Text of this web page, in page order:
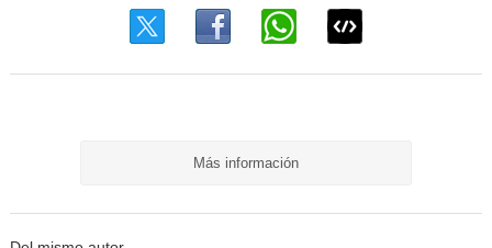
Más información